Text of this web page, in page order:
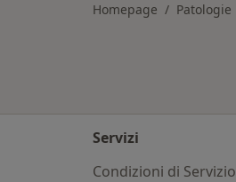
Homepage Patologie
Servizi
Condizioni di Servizio